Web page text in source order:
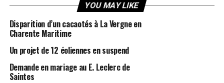
YOU MAY LIKE
Disparition d’un cacaotés à La Vergne en
Charente Maritime
Un projet de 12 éoliennes en suspend
Demande en mariage au E. Leclerc de
Saintes